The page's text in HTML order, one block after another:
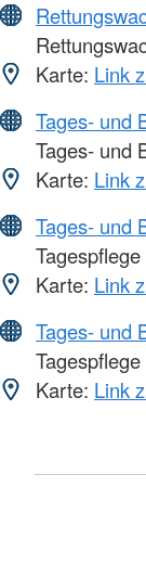
Karte: Link
Tages- und
Tages- und
Karte: Link
Tages- und
Karte: Link
Tages- und
Karte: Link